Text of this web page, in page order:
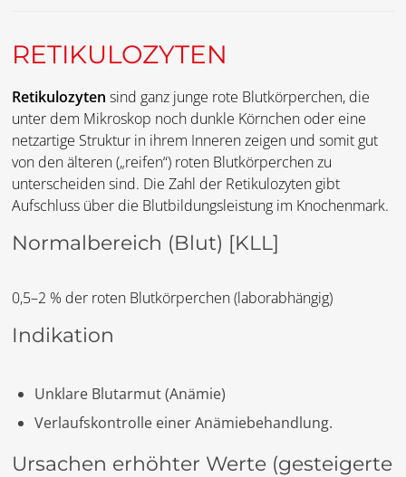
RETIKULOZYTEN
Retikulozyten sind ganz junge rote Blutkörperchen, die
unter dem Mikroskop noch dunkle Körnchen oder eine
netzartige Struktur in ihrem Inneren zeigen und somit gut
von den älteren („reifen“) roten Blutkörperchen zu
unterscheiden sind. Die Zahl der Retikulozyten gibt
Aufschluss über die Blutbildungsleistung im Knochenmark.
Normalbereich (Blut) [KLL]
0,5–2 % der roten Blutkörperchen (laborabhängig)
Indikation
Unklare Blutarmut (Anämie)
Verlaufskontrolle einer Anämiebehandlung.
Ursachen erhöhter Werte (gesteigerte